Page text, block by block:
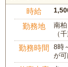
時給
勤務地
南
（
勤務時間
8時
が